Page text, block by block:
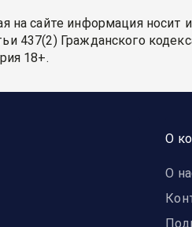
на сайте информация носит
437(2) Гражданского
18+.
О
О